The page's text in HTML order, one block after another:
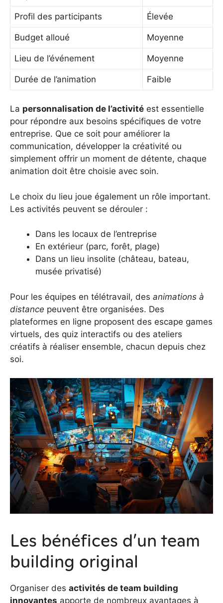
Profil des participants Élevée
Budget alloué Moyenne
Lieu de l’événement Moyenne
Durée de l’animation Faible
La personnalisation de l’activité est essentielle
pour répondre aux besoins spécifiques de votre
entreprise. Que ce soit pour améliorer la
communication, développer la créativité ou
simplement offrir un moment de détente, chaque
animation doit être choisie avec soin.
Le choix du lieu joue également un rôle important.
Les activités peuvent se dérouler :
Dans les locaux de l’entreprise
En extérieur (parc, forêt, plage)
Dans un lieu insolite (château, bateau,
musée privatisé)
Pour les équipes en télétravail, des animations à
distance peuvent être organisées. Des
plateformes en ligne proposent des escape games
virtuels, des quiz interactifs ou des ateliers
créatifs à réaliser ensemble, chacun depuis chez
soi.
Les bénéfices d’un team
building original
Organiser des activités de team building
innovantes apporte de nombreux avantages à